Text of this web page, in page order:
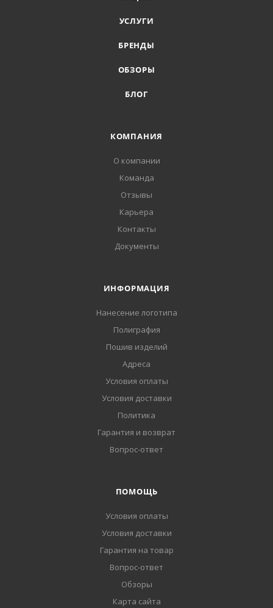
УСЛУГИ
БРЕНДЫ
ОБЗОРЫ
БЛОГ
КОМПАНИЯ
О компании
Команда
Отзывы
Карьера
Контакты
Документы
ИНФОРМАЦИЯ
Нанесение логотипа
Полиграфия
Пошив изделий
Адреса
Условия оплаты
Условия доставки
Политика
Гарантия и возврат
Вопрос-ответ
ПОМОЩЬ
Условия оплаты
Условия доставки
Гарантия на товар
Вопрос-ответ
Обзоры
Карта сайта